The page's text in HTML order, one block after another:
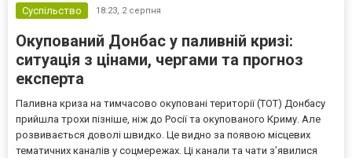
Суспільство 18:23, 2 серпня
Окупований Донбас у паливній кризі:
ситуація з цінами, чергами та прогноз
експерта
Паливна криза на тимчасово окуповані території (ТОТ) Донбасу
прийшла трохи пізніше, ніж до Росії та окупованого Криму. Але
розвивається доволі швидко. Це видно за появою місцевих
тематичних каналів у соцмережах. Ці канали та чати з’явилися